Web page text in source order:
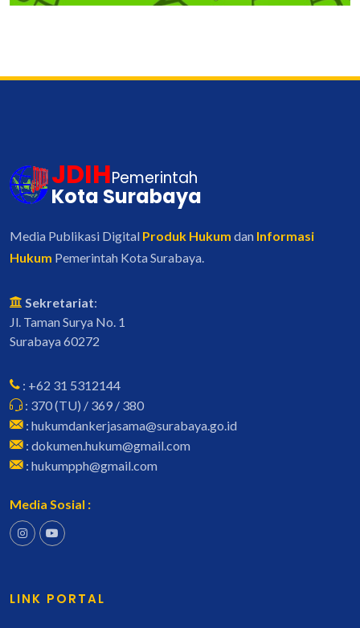
JDIHPemerintah
Kota Surabaya
Media Publikasi Digital Produk Hukum dan Informasi
Hukum Pemerintah Kota Surabaya.
Sekretariat:
Jl. Taman Surya No. 1
Surabaya 60272
: +62 31 5312144
: 370 (TU) / 369 / 380
: hukumdankerjasama@surabaya.go.id
: dokumen.hukum@gmail.com
: hukumpph@gmail.com
Media Sosial :
LINK PORTAL